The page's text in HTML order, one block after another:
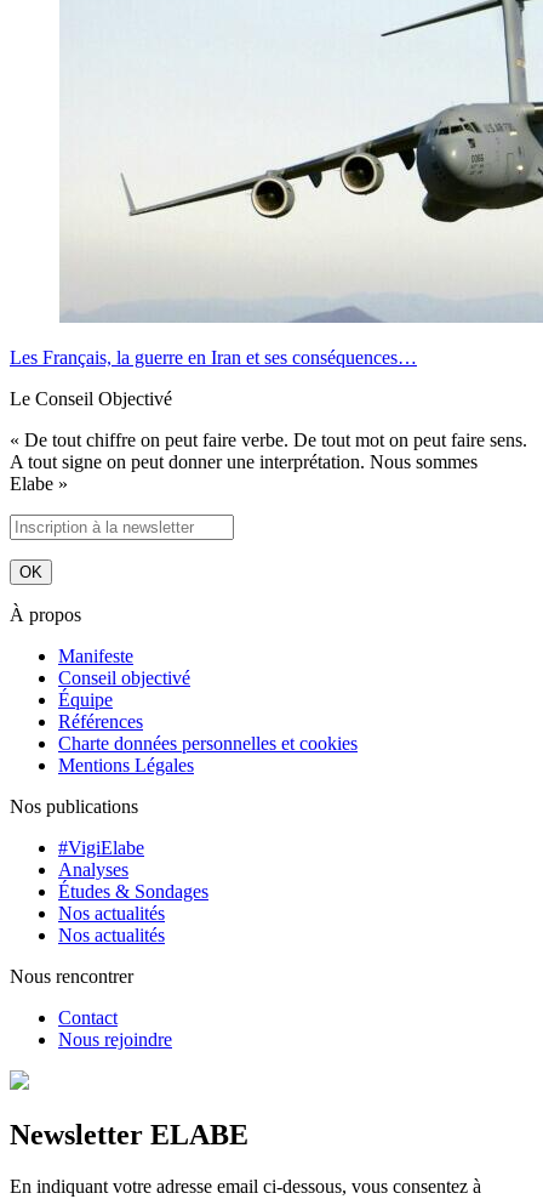
Les Français, la guerre en Iran et ses conséquences…
Le Conseil Objectivé
« De tout chiffre on peut faire verbe. De tout mot on peut faire sens.
A tout signe on peut donner une interprétation. Nous sommes
Elabe »
À propos
Manifeste
Conseil objectivé
Équipe
Références
Charte données personnelles et cookies
Mentions Légales
Nos publications
#VigiElabe
Analyses
Études & Sondages
Nos actualités
Nos actualités
Nous rencontrer
Contact
Nous rejoindre
Newsletter ELABE
En indiquant votre adresse email ci-dessous, vous consentez à